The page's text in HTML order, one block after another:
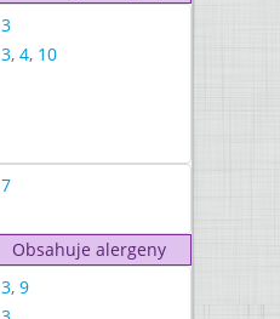
3
3, 4, 10
7
Obsahuje alergeny
3, 9